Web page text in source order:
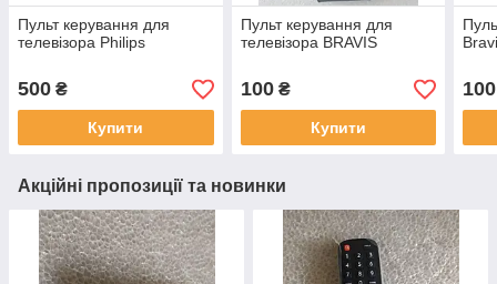
Пульт керування для
телевізора Philips
500 ₴
Купити
Пульт керування для
телевізора BRAVIS
100₴
Купити
100
Акційні пропозиції та новинки